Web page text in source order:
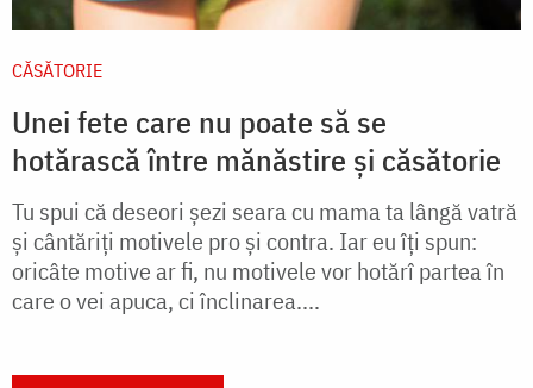
CĂSĂTORIE
Unei fete care nu poate să se
hotărască între mănăstire și căsătorie
Tu spui că deseori șezi seara cu mama ta lângă vatră
și cântăriți motivele pro și contra. Iar eu îți spun:
oricâte motive ar fi, nu motivele vor hotărî partea în
care o vei apuca, ci înclinarea....